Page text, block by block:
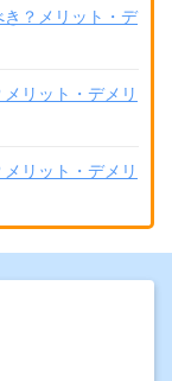
？メリット・デ
リット・デメリ
リット・デメリ